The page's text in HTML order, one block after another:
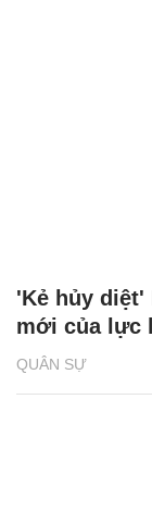
QUÂN SỰ
'Kẻ hủy diệt'
mới của lực